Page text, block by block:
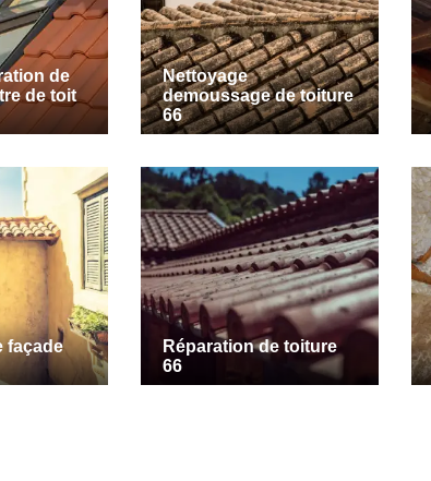
de
de toit
Nettoyage
demoussage de toiture
66
façade
Réparation de toiture
66